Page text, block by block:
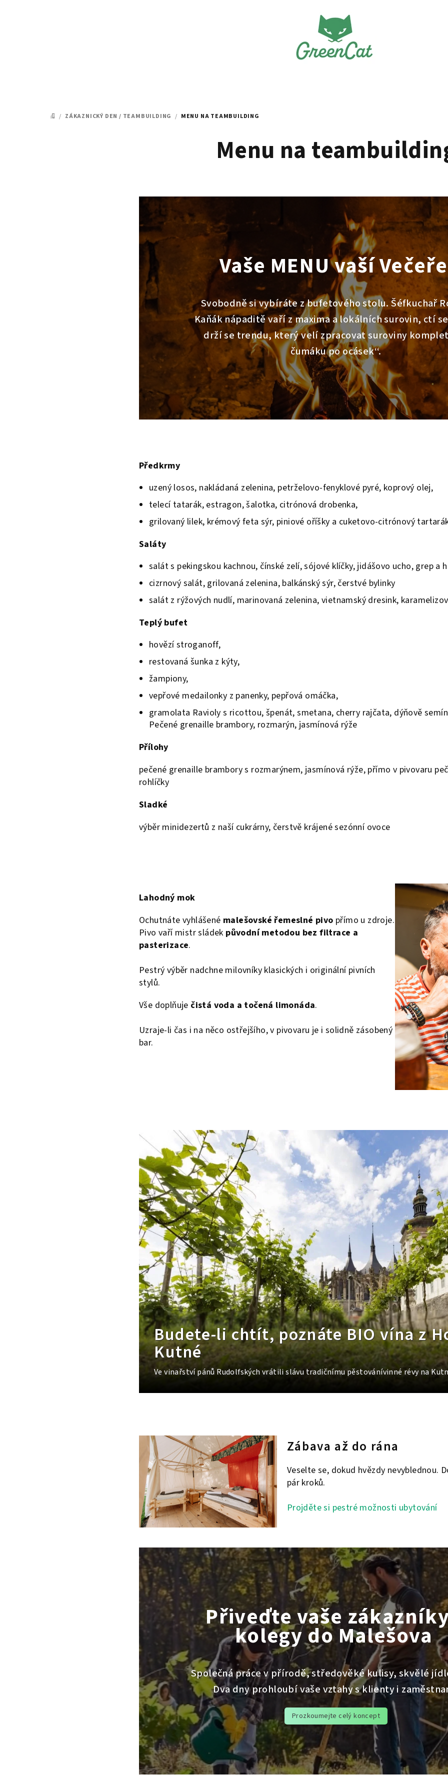
DOMŮ
/ ZÁKAZNICKÝ DEN / TEAMBUILDING / MENU NA TEAMBUILDING
Menu na
Vaše MENU vaší
Svobodně si vybíráte z bufetového stolu. Šéfkuchař
Kaňák nápaditě vaří z maxima a lokálních surovin, ctí
drží se trendu, který velí zpracovat suroviny komplet
čumáku po ocásek‘‘.
Předkrmy
uzený losos, nakládaná zelenina, petrželovo-fenyklové pyré, koprový olej,
telecí tatarák, estragon, šalotka, citrónová drobenka,
grilovaný lilek, krémový feta sýr, piniové oříšky a cuketovo-citrónový
Saláty
salát s pekingskou kachnou, čínské zelí, sójové klíčky, jidášovo ucho, grep a
cizrnový salát, grilovaná zelenina, balkánský sýr, čerstvé bylinky
salát z rýžových nudlí, marinovaná zelenina, vietnamský dresink,
Teplý bufet
hovězí stroganoff,
restovaná šunka z kýty,
žampiony,
vepřové medailonky z panenky, pepřová omáčka,
gramolata Ravioly s ricottou, špenát, smetana, cherry rajčata, dýňově
Pečené grenaille brambory, rozmarýn, jasmínová rýže
Přílohy
pečené grenaille brambory s rozmarýnem, jasmínová rýže, přímo v pivovaru
rohlíčky
Sladké
výběr minidezertů z naší cukrárny, čerstvě krájené sezónní ovoce
Lahodný mok
Ochutnáte vyhlášené malešovské řemeslné pivo přímo u zdroje.
Pivo vaří mistr sládek původní metodou bez filtrace a
pasterizace.
Pestrý výběr nadchne milovníky klasických i originální pivních
stylů.
Vše doplňuje čistá voda a točená limonáda.
Uzraje-li čas i na něco ostřejšího, v pivovaru je i solidně zásobený
bar.
Budete-li chtít, poznáte BIO vína z
Kutné
Ve vinařství pánů Rudolfských vrátili slávu tradičnímu pěstovánívinné révy na
Zábava až do rána
Veselte se, dokud hvězdy nevyblednou.
pár kroků.
Projděte si pestré možnosti ubytování
Přiveďte vaše
kolegy do Malešova
Společná práce v přírodě, středověké kulisy, skvělé
Dva dny prohloubí vaše vztahy s klienty i
Prozkoumejte celý koncept